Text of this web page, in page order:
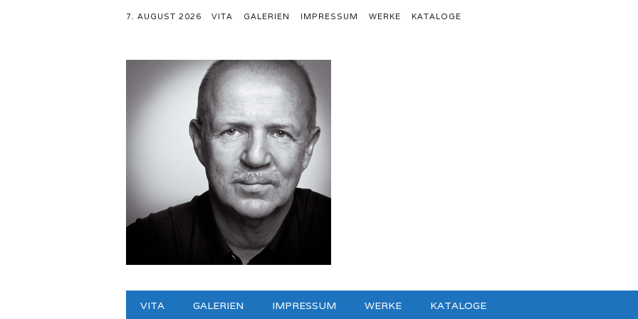
7. AUGUST 2026 VITA GALERIEN IMPRESSUM WERKE KATALOGE
Hauptmenü
VITA GALERIEN IMPRESSUM WERKE KATALOGE